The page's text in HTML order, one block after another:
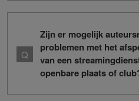
Zijn er mogelijk
problemen met het
van een
openbare plaats of